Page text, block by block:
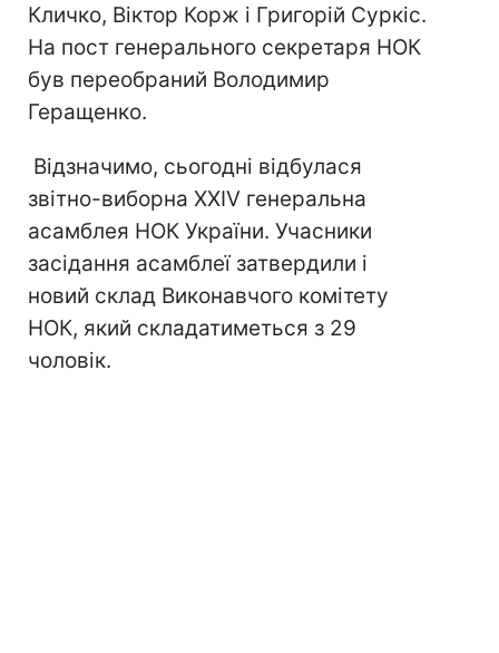
Кличко, Віктор Корж і Григорій Суркіс.
На пост генерального секретаря НОК
був переобраний Володимир
Геращенко.
Відзначимо, сьогодні відбулася
звітно-виборна ХХIV генеральна
асамблея НОК України. Учасники
засідання асамблеї затвердили і
новий склад Виконавчого комітету
НОК, який складатиметься з 29
чоловік.